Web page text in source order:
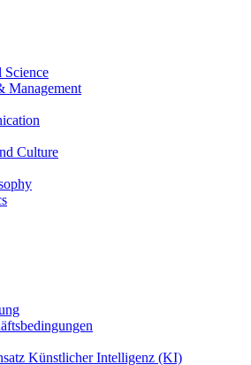
Management
Culture
Künstlicher Intelligenz (KI)